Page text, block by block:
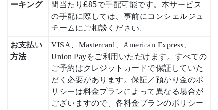
ーキング
間当たり£85で手配可能です。本サービス
の手配に際しては、事前にコンシェルジュ
チームにご相談ください。
お支払い
方法
VISA、Mastercard、American Express、
Union Payをご利用いただけます。すべての
ご予約はクレジットカードで保証していた
だく必要があります。保証／預かり金のポ
リシーは料金プランによって異なる場合が
ございますので、各料金プランのポリシー